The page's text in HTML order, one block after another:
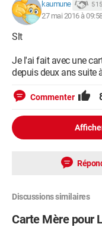
post.
La question
Mais si j'ai un
grand plaisir que je
personnes.
Par contre je décline
ne fonctionnait pas
Merci pour votre aide
kaumune 5
27 mai 2016 à
Slt
Je l'ai fait avec une
depuis deux ans suite
Commenter
Discussions similaires
Carte Mère pour